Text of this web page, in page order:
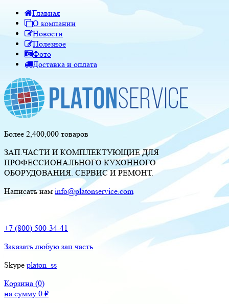
Главная
О компании
Новости
Полезное
Фото
Доставка и оплата
Более 2,400,000 товаров
ЗАП.ЧАСТИ И КОМПЛЕКТУЮЩИЕ ДЛЯ
ПРОФЕССИОНАЛЬНОГО КУХОННОГО
ОБОРУДОВАНИЯ. СЕРВИС И РЕМОНТ.
Написать нам info@platonservice.com
+7 (800) 500-34-41
Заказать любую зап.часть
Skype platon_ss
Корзина (0)
на сумму 0 ₽